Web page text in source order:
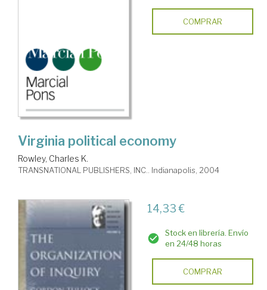
COMPRAR
Virginia political economy
Rowley, Charles K.
TRANSNATIONAL PUBLISHERS, INC.. Indianapolis, 2004
14,33 €
Stock en librería. Envío
en 24/48 horas
COMPRAR